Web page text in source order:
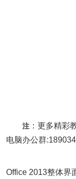
注 ：更多精彩
电脑办公群
Office 2013整体界